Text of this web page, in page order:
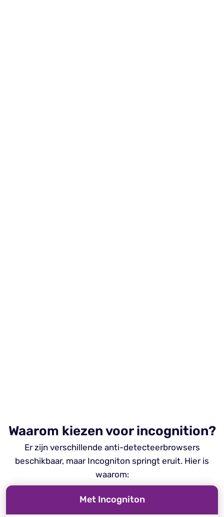
Waarom kiezen voor incognition?
Er zijn verschillende anti-detecteerbrowsers
beschikbaar, maar Incogniton springt eruit. Hier is
waarom:
Met Incogniton